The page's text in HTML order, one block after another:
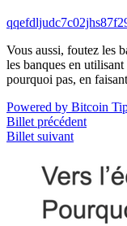
Vous aussi, foutez les
les banques en
pourquoi pas, en
Powered by Bitcoin
Billet précédent
Billet suivant